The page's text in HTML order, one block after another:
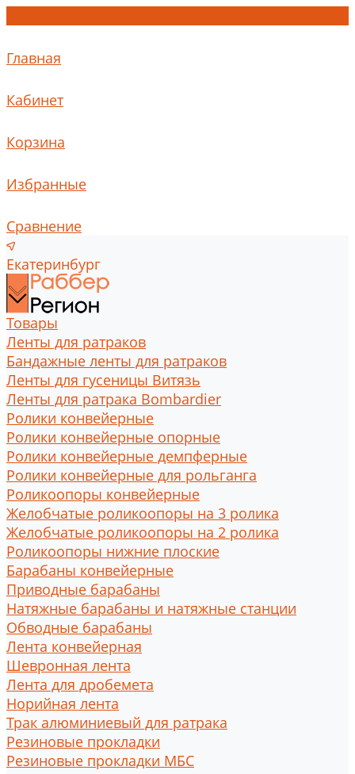
Главная
Кабинет
Корзина
Избранные
Сравнение
Екатеринбург
Товары
Ленты для ратраков
Бандажные ленты для ратраков
Ленты для гусеницы Витязь
Ленты для ратрака Bombardier
Ролики конвейерные
Ролики конвейерные опорные
Ролики конвейерные демпферные
Ролики конвейерные для рольганга
Роликоопоры конвейерные
Желобчатые роликоопоры на 3 ролика
Желобчатые роликоопоры на 2 ролика
Роликоопоры нижние плоские
Барабаны конвейерные
Приводные барабаны
Натяжные барабаны и натяжные станции
Обводные барабаны
Лента конвейерная
Шевронная лента
Лента для дробемета
Норийная лента
Трак алюминиевый для ратрака
Резиновые прокладки
Резиновые прокладки МБС